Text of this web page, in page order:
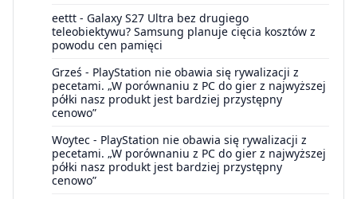
eettt - Galaxy S27 Ultra bez drugiego
teleobiektywu? Samsung planuje cięcia kosztów z
powodu cen pamięci
Grześ - PlayStation nie obawia się rywalizacji z
pecetami. „W porównaniu z PC do gier z najwyższej
półki nasz produkt jest bardziej przystępny
cenowo”
Woytec - PlayStation nie obawia się rywalizacji z
pecetami. „W porównaniu z PC do gier z najwyższej
półki nasz produkt jest bardziej przystępny
cenowo”